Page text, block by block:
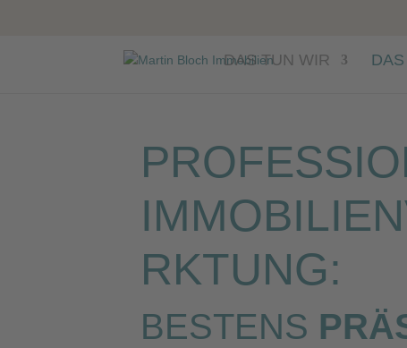
DAS TUN WIR
RKTUNG:
BESTENS